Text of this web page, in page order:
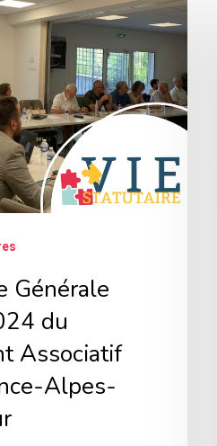
Générale
du
Associatif
Alpes-